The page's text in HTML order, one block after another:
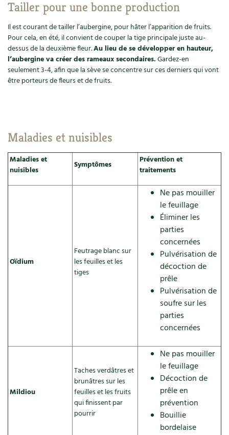
Tailler pour une bonne production
Il est courant de tailler l’aubergine, pour hâter l’apparition de fruits.
Pour cela, en été, il convient de couper la tige principale juste au-
dessus de la deuxième fleur.Au lieu de se développer en hauteur,
l’aubergine va créer des rameaux secondaires.Gardez-en
seulement 3-4, afin que la sève se concentre sur ces derniers qui vont
être porteurs de fleurs et de fruits.
Maladies et nuisibles
Maladies et
nuisibles
Symptômes
Prévention et
traitements
Oïdium
Feutrage blanc sur
les feuilles et les
tiges
Ne pas mouiller
le feuillage
Éliminer les
parties
concernées
Pulvérisation de
décoction de
prêle
Pulvérisation de
soufre sur les
parties
concernées
Mildiou
Taches verdâtres et
brunâtres sur les
feuilles et les fruits
qui finissent par
pourrir
Ne pas mouiller
le feuillage
Décoction de
prêle en
prévention
Bouillie
bordelaise